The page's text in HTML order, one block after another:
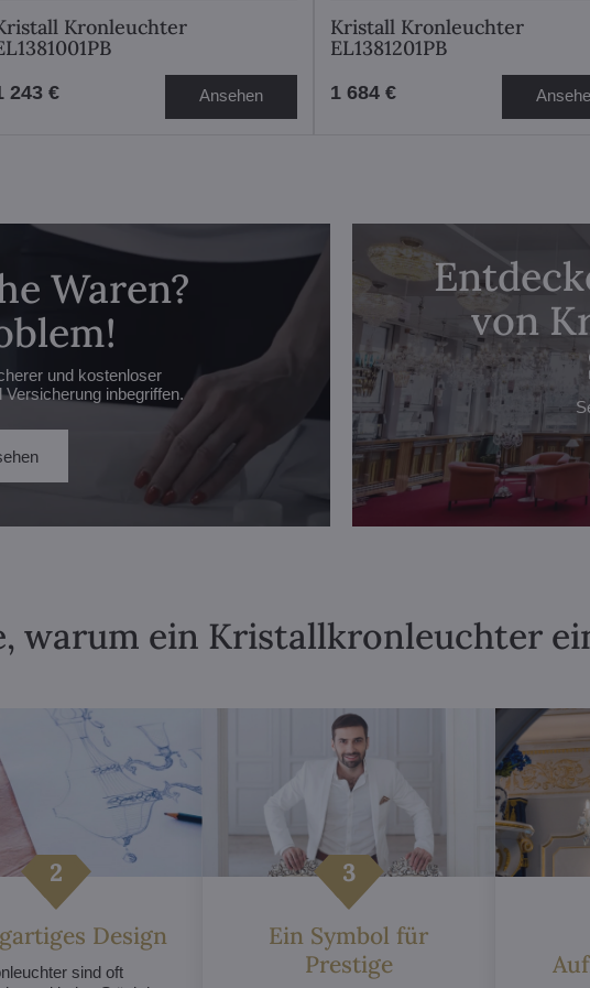
Kronleuchter
243 € Ansehen
Kristall Kronleuchter
EL1381201PB
1 684 €
Waren?
und kostenloser
inbegriffen.
von
warum ein Kristallkronleuchter
Design
sind oft
Ein Symbol für
Prestige